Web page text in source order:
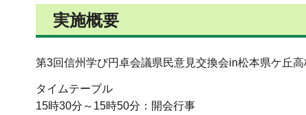
実施概要
第3回信州学び円卓会議県民意見交換会in松本県ケ丘
タイムテーブル
15時30分～15時50分：開会行事